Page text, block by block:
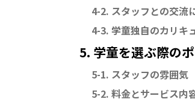
4-2. スタッフとの交流
4-3. 学童独自のカリキ
5. 学童を選ぶ際の
5-1. スタッフの雰囲気
5-2. 料金とサービス内